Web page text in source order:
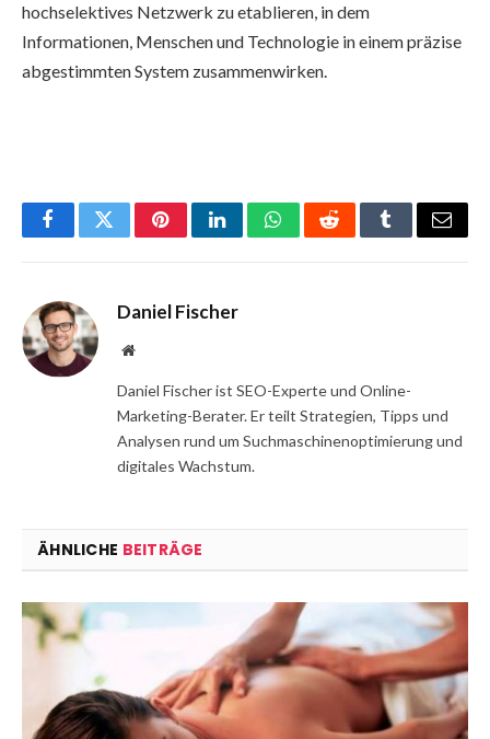
hochselektives Netzwerk zu etablieren, in dem
Informationen, Menschen und Technologie in einem präzise
abgestimmten System zusammenwirken.
FacebookTwitterPinterestLinkedInWhatsAppRedditTumblrEmail
Daniel Fischer
Website
Daniel Fischer ist SEO-Experte und Online-
Marketing-Berater. Er teilt Strategien, Tipps und
Analysen rund um Suchmaschinenoptimierung und
digitales Wachstum.
ÄHNLICHE BEITRÄGE